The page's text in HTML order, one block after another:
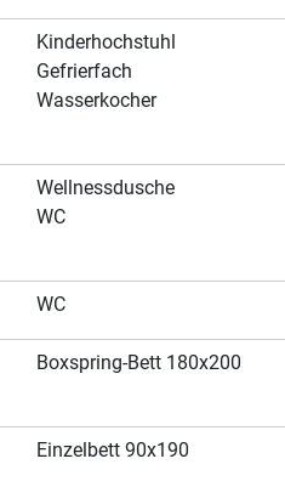
Kinderhochstuhl
Gefrierfach
Wasserkocher
Wellnessdusche
WC
WC
Boxspring-Bett 180x200
Einzelbett 90x190